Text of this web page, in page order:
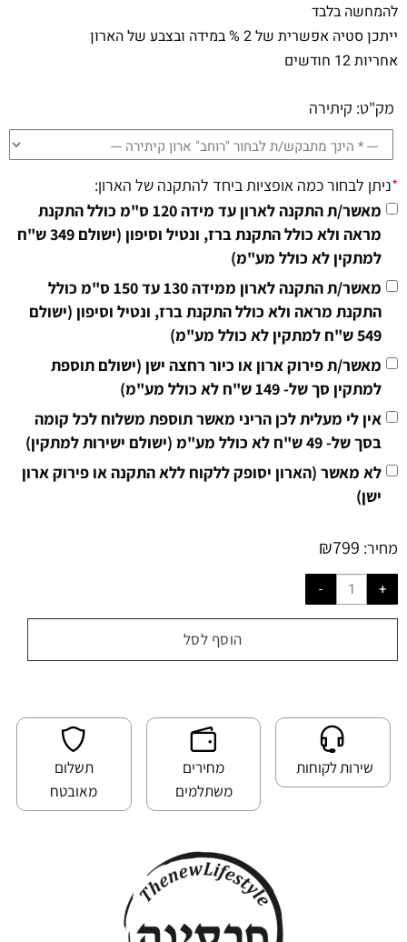
להמחשה בלבד
ייתכן סטיה אפשרית של 2 % במידה ובצבע של הארון
אחריות 12 חודשים
מק"ט: קיתירה
*ניתן לבחור כמה אופציות ביחד להתקנה של הארון:
מאשר/ת התקנה לארון עד מידה 120 ס"מ כולל התקנת
מראה ולא כולל התקנת ברז, ונטיל וסיפון (ישולם 349 ש"ח
למתקין לא כולל מע"מ)
מאשר/ת התקנה לארון ממידה 130 עד 150 ס"מ כולל
התקנת מראה ולא כולל התקנת ברז, ונטיל וסיפון (ישולם
549 ש"ח למתקין לא כולל מע"מ)
מאשר/ת פירוק ארון או כיור רחצה ישן (ישולם תוספת
למתקין סך של- 149 ש"ח לא כולל מע"מ)
אין לי מעלית לכן הריני מאשר תוספת משלוח לכל קומה
בסך של- 49 ש"ח לא כולל מע"מ (ישולם ישירות למתקין)
לא מאשר (הארון יסופק ללקוח ללא התקנה או פירוק ארון
ישן)
מחיר: ₪799
הוסף לסל
שירות לקוחות
מחירים
משתלמים
תשלום
מאובטח